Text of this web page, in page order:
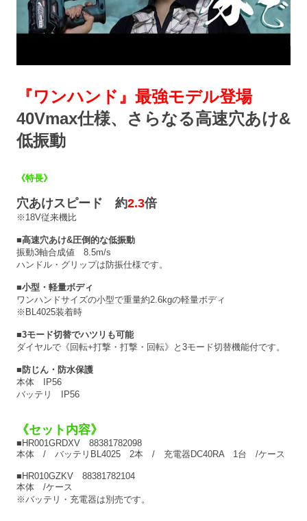
『ワンハンド』最強モデル登場
40Vmax仕様、さらなる高速穴あけ&
低振動
《特長》
穴あけスピード 約2.3倍
※18V従来機比
■高速穴あけ&圧倒的な低振動
振動3軸合成値 8.5m/s
ハンドル・グリップは防振仕様です。
■小型・軽量ボディ
ワンハンドサイズの小型で重量約2.6kgの軽量ボディ
※BL4025装着時
■3モード切替でハツリも可能
ダイヤルで《回転+打撃・打撃・回転》と3モード切替機能付です。
■防じん・防水保護
本体 IP56
バッテリ IP56
《セット内容》
■HR001GRDXV 88381782098
本体 / バッテリBL4025 2本 / 充電器DC40RA 1台 /ケース
■HR010GZKV 88381782104
本体 /ケース
※バッテリ・充電器は別売です。